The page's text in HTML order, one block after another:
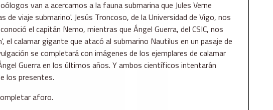
van a acercarnos a la fauna submarina que Jules Verne
de viaje submarino'. Jesús Troncoso, de la Universidad de Vigo, nos
el capitán Nemo, mientras que Ángel Guerra, del CSIC, nos
el calamar gigante que atacó al submarino Nautilus en un pasaje de
se completará con imágenes de los ejemplares de calamar
Guerra en los últimos años. Y ambos científicos intentarán
los presentes.
aforo.